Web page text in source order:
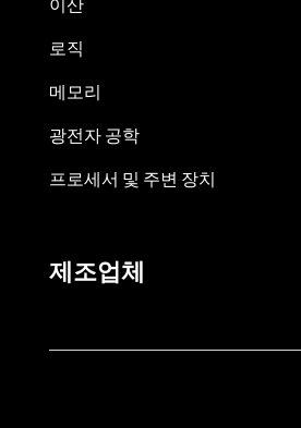
이산
로직
메모리
광전자 공학
프로세서 및 주변 장치
제조업체